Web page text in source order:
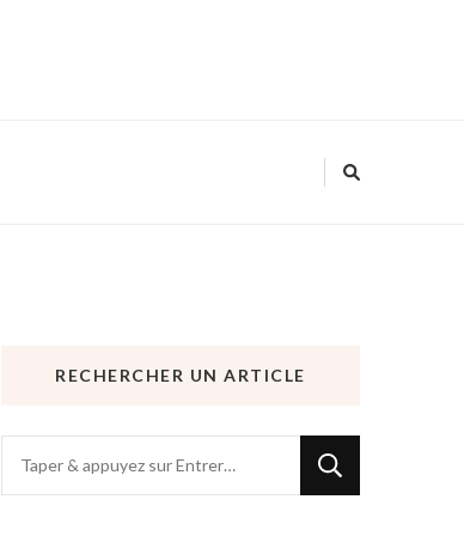
RECHERCHER UN ARTICLE
recherchiez